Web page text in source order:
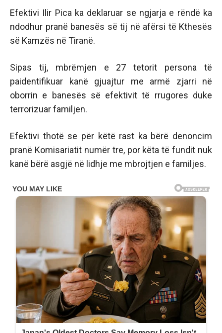
Efektivi Ilir Pica ka deklaruar se ngjarja e rëndë ka
ndodhur pranë banesës së tij në afërsi të Kthesës
së Kamzës në Tiranë.
Sipas tij, mbrëmjen e 27 tetorit persona të
paidentifikuar kanë gjuajtur me armë zjarri në
oborrin e banesës së efektivit të rrugores duke
terrorizuar familjen.
Efektivi thotë se për këtë rast ka bërë denoncim
pranë Komisariatit numër tre, por këta të fundit nuk
kanë bërë asgjë në lidhje me mbrojtjen e familjes.